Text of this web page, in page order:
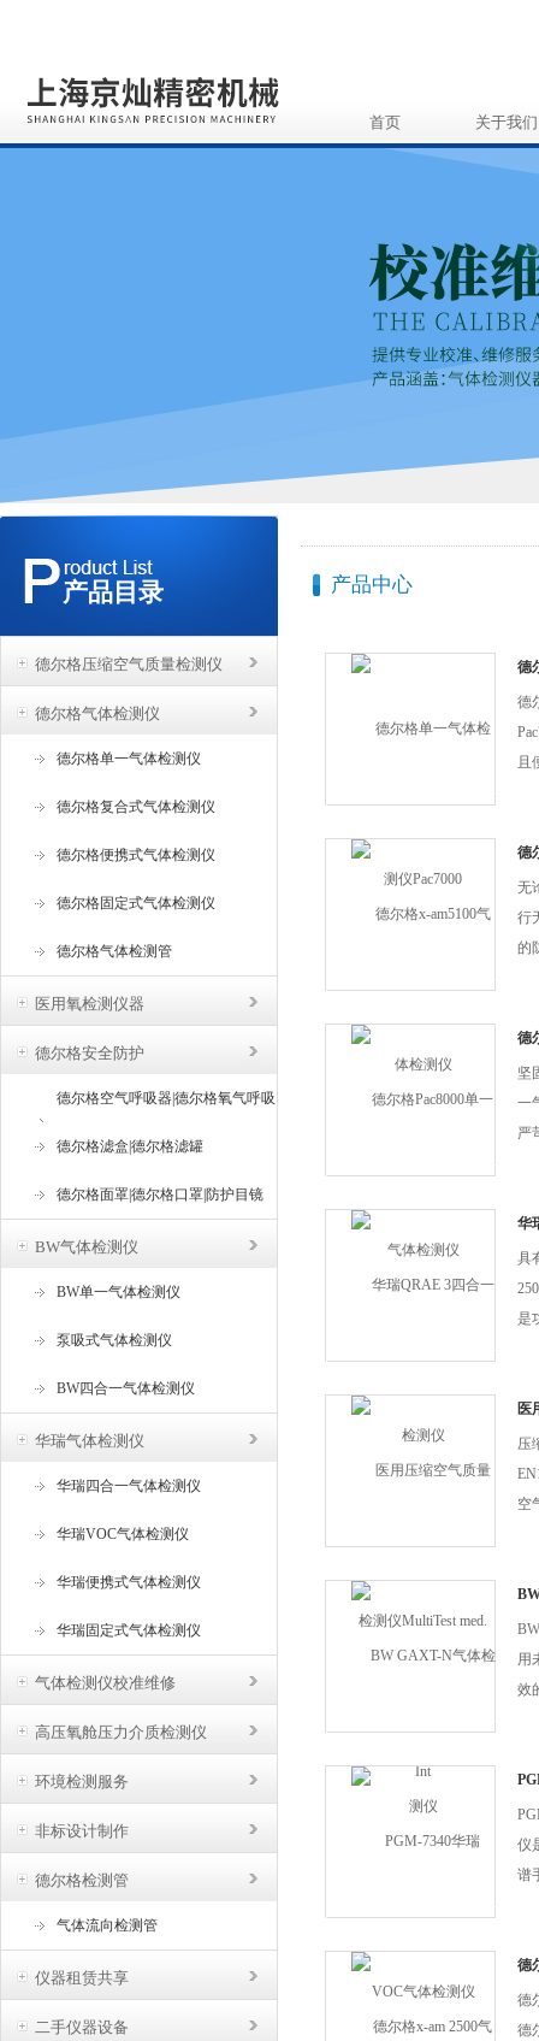
首页 关于我们
产品目录
德尔格压缩空气质量检测仪
德尔格气体检测仪
德尔格单一气体检测仪
德尔格复合式气体检测仪
德尔格便携式气体检测仪
德尔格固定式气体检测仪
德尔格气体检测管
医用氧检测仪器
德尔格安全防护
德尔格空气呼吸器|德尔格氧气呼吸
器
德尔格滤盒|德尔格滤罐
德尔格面罩|德尔格口罩|防护目镜
BW气体检测仪
BW单一气体检测仪
泵吸式气体检测仪
BW四合一气体检测仪
华瑞气体检测仪
华瑞四合一气体检测仪
华瑞VOC气体检测仪
华瑞便携式气体检测仪
华瑞固定式气体检测仪
气体检测仪校准维修
高压氧舱压力介质检测仪
环境检测服务
非标设计制作
德尔格检测管
气体流向检测管
仪器租赁共享
二手仪器设备
产品中心
德
德
且
言
技
德
无
行
的
靠
些
德
仪
坚
一
严
检
度
华
具
是
的
仪
医
压
空
的
格
一
用
效
气
2
用
仪
仪
谱
（
响
1...
德
德
德